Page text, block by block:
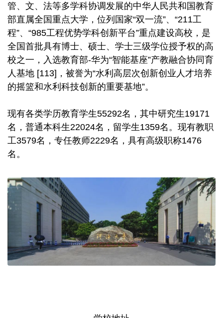
管、文、法等多学科协调发展的中华人民共和国教育
部直属全国重点大学，位列国家“双一流”、“211工
程”、“985工程优势学科创新平台”重点建设高校，是
全国首批具有博士、硕士、学士三级学位授予权的高
校之一，入选教育部-华为“智能基座”产教融合协同育
人基地 [113]，被誉为“水利高层次创新创业人才培养
的摇篮和水利科技创新的重要基地”。
现有各类学历教育学生55292名，其中研究生19171
名，普通本科生22024名，留学生1359名。现有教职
工3579名，专任教师2229名，具有高级职称1476
名。